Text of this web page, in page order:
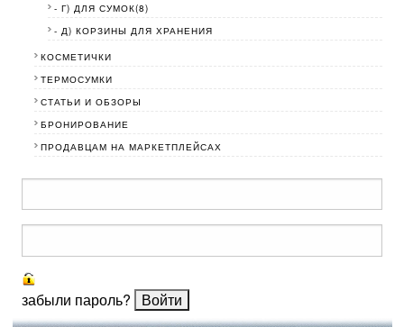
- Г) ДЛЯ СУМОК(8)
- Д) КОРЗИНЫ ДЛЯ ХРАНЕНИЯ
КОСМЕТИЧКИ
ТЕРМОСУМКИ
СТАТЬИ И ОБЗОРЫ
БРОНИРОВАНИЕ
ПРОДАВЦАМ НА МАРКЕТПЛЕЙСАХ
забыли пароль?